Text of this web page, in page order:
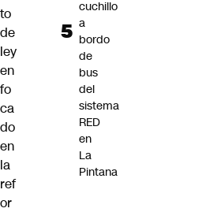
to
de
ley
en
fo
ca
do
en
la
ref
or
cuchillo
a
bordo
de
bus
del
sistema
RED
en
La
Pintana